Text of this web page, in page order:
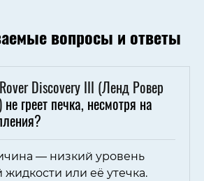
вопросы и ответы
Discovery III (Ленд Ровер
не греет печка, несмотря на
— низкий уровень
или её утечка.